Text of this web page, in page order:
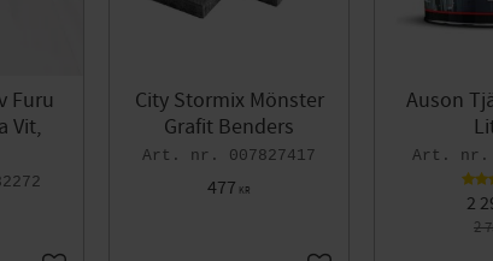
Furu
Vit,
City Stormix Mönster
Grafit Benders
007827417
477 KR
Auson
2
2